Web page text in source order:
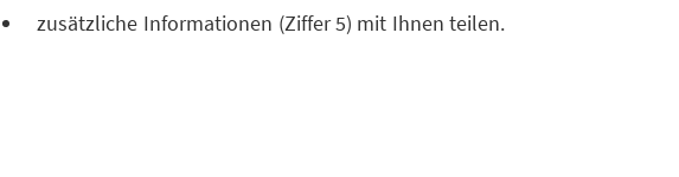
zusätzliche Informationen (Ziffer 5) mit Ihnen teilen.